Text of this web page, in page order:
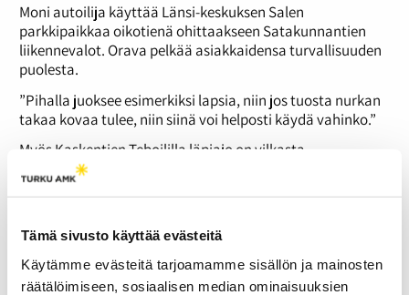
Tämä sivusto käyttää evästeitä
Käytämme evästeitä tarjoamamme sisällön ja mainosten
räätälöimiseen, sosiaalisen median ominaisuuksien
Moni autoilija käyttää Länsi-keskuksen Salen
parkkipaikkaa oikotienä ohittaakseen Satakunnantien
liikennevalot. Orava pelkää asiakkaidensa turvallisuuden
puolesta.
”Pihalla juoksee esimerkiksi lapsia, niin jos tuosta nurkan
takaa kovaa tulee, niin siinä voi helposti käydä vahinko.”
Myös Kaskentien Teboililla läpiajo on vilkasta.
Kääntyminen Uudenmaantieltä Kaskentielle on kielletty ja
ainoa keino on ajaa entisestään jo ruuhkaisen Teboilin
”Se kuormittaa pihaa ja vaaratilanteita syntyy, kun
sisäänkäynti on oikojien kulkureitillä”, huoltoaseman
johtajaJenni Haapasalo-Järviöharmittelee.